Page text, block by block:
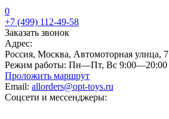
0
+7 (499) 112-49-58
Заказать звонок
Адрес:
Россия, Москва, Автомоторная улица, 7
Режим работы: Пн—Пт, Вс 9:00—20:00
Проложить маршрут
Email: allorders@opt-toys.ru
Соцсети и мессенджеры: